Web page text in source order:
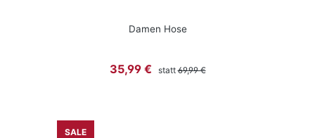
Damen Hose
Verkaufspreis:
35,99 € statt Regulärer Preis:
69,99 €
SALE